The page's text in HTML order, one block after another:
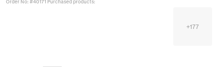
Order No: #40171 Purchased products:
+177